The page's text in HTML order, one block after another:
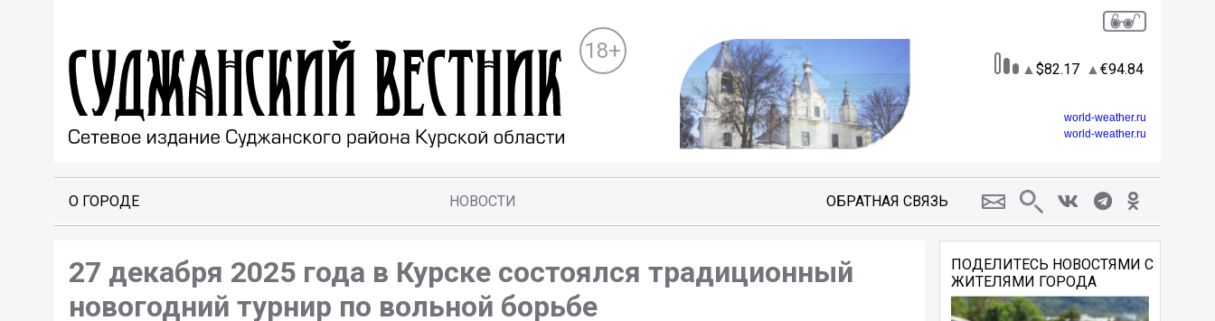
18+
82.17 94.84
world-weather.ru
world-weather.ru
О ГОРОДЕ НОВОСТИ ОБРАТНАЯ СВЯЗЬ
27 декабря 2025 года в Курске состоялся традиционный
новогодний турнир по вольной борьбе
ПОДЕЛИТЕСЬ НОВОСТЯМИ С
ЖИТЕЛЯМИ ГОРОДА